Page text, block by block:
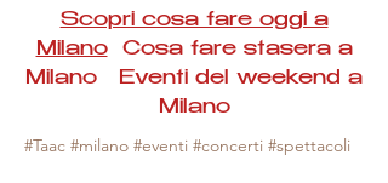
Scopri cosa fare oggi a
MilanoCosa fare stasera a
Milano Eventi del weekend a
Milano
#Taac #milano #eventi #concerti #spettacoli